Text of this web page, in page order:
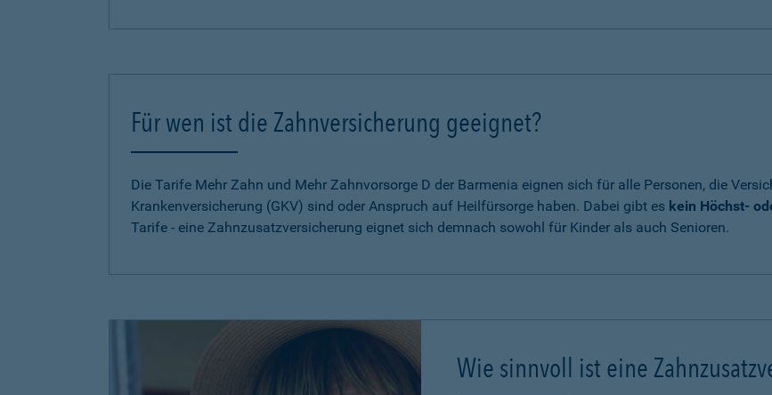
Für wen ist die Zahnversicherung geeignet?
Die Tarife Mehr Zahn und Mehr Zahnvorsorge D der Barmenia eignen sich für alle Personen, die
Krankenversicherung (GKV) sind oder Anspruch auf Heilfürsorge haben. Dabei gibt es kein Höchst-
Tarife - eine Zahnzusatzversicherung eignet sich demnach sowohl für Kinder als auch Senioren.
Wie sinnvoll ist eine